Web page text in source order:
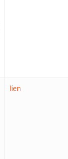
lien